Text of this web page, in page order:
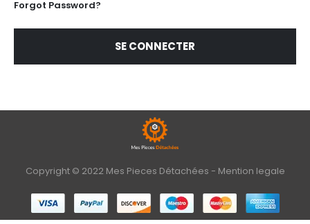
Forgot Password?
SE CONNECTER
Copyright © 2022 Mes Pieces Détachées - Mention legale